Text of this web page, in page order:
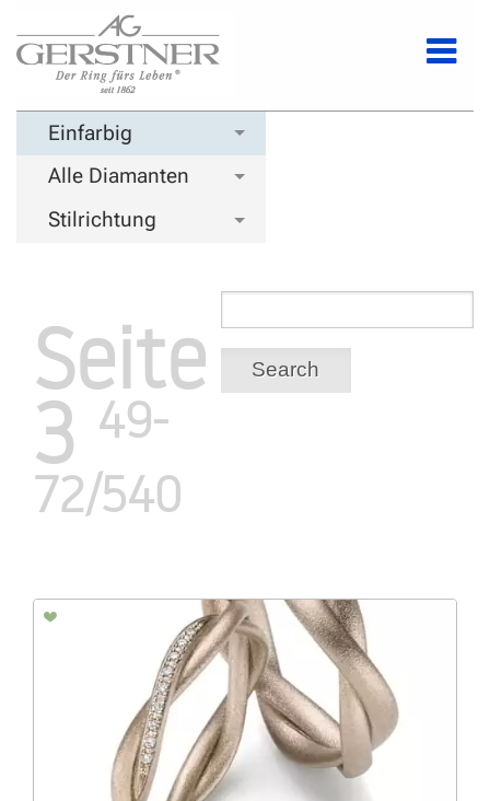
Einfarbig
Alle Diamanten
Stilrichtung
Search
Seite
3 49-
72/540